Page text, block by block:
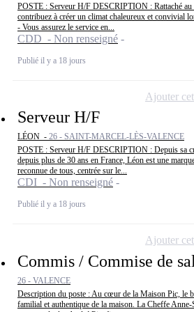
POSTE : Serveur H/F DESCRIPTION : Rattaché
contribuez à créer un climat chaleureux et convivial
- Vous assurez le service en...
CDD - Non renseigné
Publié il y a 18 jours
Serveur H/F
LÉON - 26 - SAINT-MARCEL-LÈS-VALENCE
POSTE : Serveur H/F DESCRIPTION : Depuis sa
depuis plus de 30 ans en France, Léon est une
reconnue de tous, centrée sur le...
CDI - Non renseigné
Publié il y a 18 jours
Ajouter
Commis / Commise de
26 - VALENCE
Description du poste : Au cœur de la Maison Pic, le
familial et authentique de la maison. La Cheffe
Ajouter